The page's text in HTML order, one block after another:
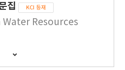
집 KCI 등재
Resources
간
행